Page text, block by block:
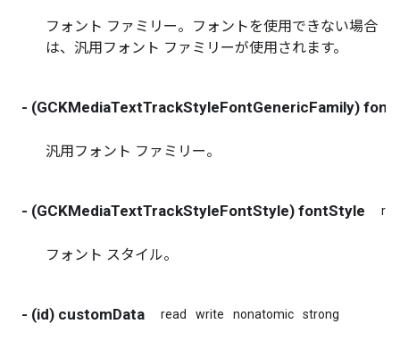
フォント ファミリー。フォントを使用できない場合
は、汎用フォント ファミリーが使用されます。
- (GCKMediaTextTrackStyleFontGenericFamily)
汎用フォント ファミリー。
- (GCKMediaTextTrackStyleFontStyle) fontStyle
フォント スタイル。
- (id) customData read write nonatomic strong